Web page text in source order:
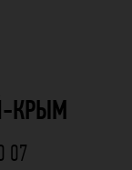
КРЫМ
07